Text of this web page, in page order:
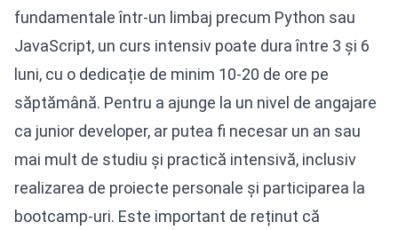
fundamentale într-un limbaj precum Python sau
JavaScript, un curs intensiv poate dura între 3 și 6
luni, cu o dedicație de minim 10-20 de ore pe
săptămână. Pentru a ajunge la un nivel de angajare
ca junior developer, ar putea fi necesar un an sau
mai mult de studiu și practică intensivă, inclusiv
realizarea de proiecte personale și participarea la
bootcamp-uri. Este important de reținut că